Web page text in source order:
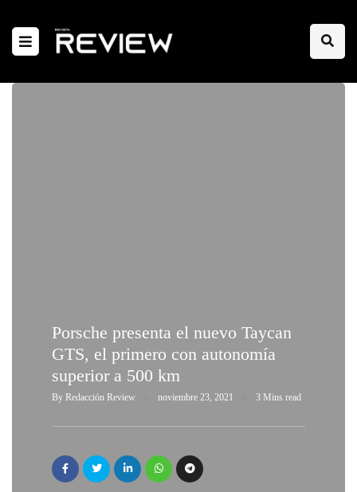
Porsche presenta el nuevo Taycan
GTS, el primero con autonomía
superior a 500 km
By Redacción Review noviembre 23, 2021 3 Mins read